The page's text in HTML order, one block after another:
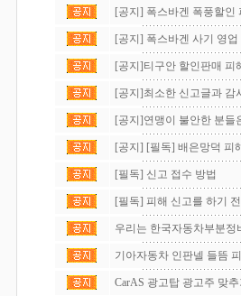
[공지] 폭스바겐 폭풍할인
[공지] 폭스바겐 사기 영
[공지]티구안 할인판매 피
[공지]최소한 신고글과 감
[공지]연맹이 불안한 분들
[공지] [필독] 배은망덕 피
[필독] 신고 접수 방법
[필독] 피해 신고를 하기
우리는 한국자동차부분정
기아자동차 인판넬 들뜸
CarAS 광고탑 광고주 맞